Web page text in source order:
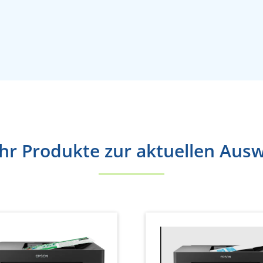
Produkte zur aktuellen